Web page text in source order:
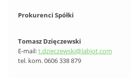
Prokurenci Spółki
Tomasz Dzięczewski
E-mail:t.dzieczewski@labjot.com
tel. kom. 0606 338 879